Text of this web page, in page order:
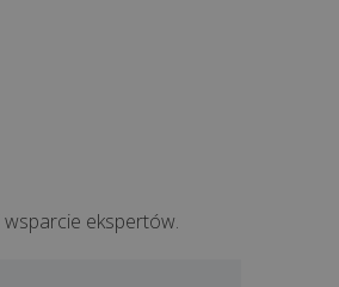
wsparcie ekspertów.